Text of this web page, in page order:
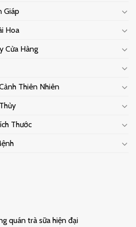
Giáp
Hoa
Cửa Hàng
Thiên Nhiên
Thước
quán trà sữa hiện đại